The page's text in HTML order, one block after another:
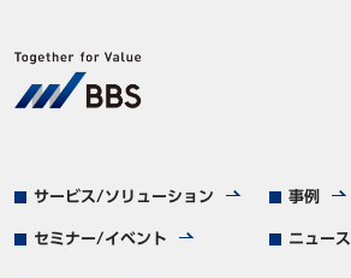
サービス/ソリューション 事例
セミナー/イベント ニュース